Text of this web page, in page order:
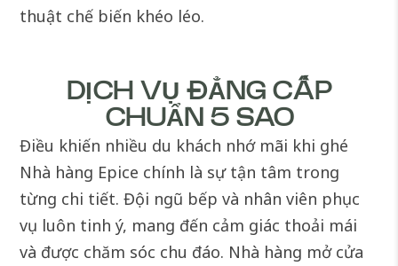
thuật chế biến khéo léo.
DỊCH VỤ ĐẲNG CẤP
CHUẨN 5 SAO
Điều khiến nhiều du khách nhớ mãi khi ghé
Nhà hàng Epice chính là sự tận tâm trong
từng chi tiết. Đội ngũ bếp và nhân viên phục
vụ luôn tinh ý, mang đến cảm giác thoải mái
và được chăm sóc chu đáo. Nhà hàng mở cửa